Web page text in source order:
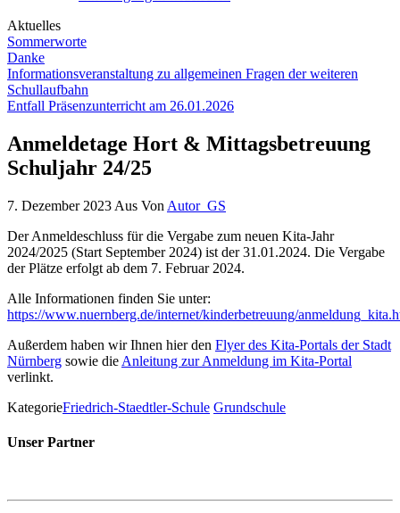
Aktuelles
Sommerworte
Danke
Informationsveranstaltung zu allgemeinen Fragen der weiteren
Schullaufbahn
Entfall Präsenzunterricht am 26.01.2026
Anmeldetage Hort & Mittagsbetreuung
Schuljahr 24/25
7. Dezember 2023 Aus Von Autor_GS
Der Anmeldeschluss für die Vergabe zum neuen Kita-Jahr
2024/2025 (Start September 2024) ist der 31.01.2024. Die Vergabe
der Plätze erfolgt ab dem 7. Februar 2024.
Alle Informationen finden Sie unter:
https://www.nuernberg.de/internet/kinderbetreuung/
Außerdem haben wir Ihnen hier den Flyer des Kita-Portals der Stadt
Nürnberg sowie die Anleitung zur Anmeldung im Kita-Portal
verlinkt.
KategorieFriedrich-Staedtler-Schule Grundschule
Unser Partner